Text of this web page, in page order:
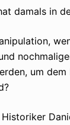
damals in
um